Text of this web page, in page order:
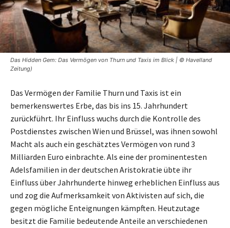
Das Hidden Gem: Das Vermögen von Thurn und Taxis im Blick | © Havelland
Zeitung)
Das Vermögen der Familie Thurn und Taxis ist ein
bemerkenswertes Erbe, das bis ins 15. Jahrhundert
zurückführt. Ihr Einfluss wuchs durch die Kontrolle des
Postdienstes zwischen Wien und Brüssel, was ihnen sowohl
Macht als auch ein geschätztes Vermögen von rund 3
Milliarden Euro einbrachte. Als eine der prominentesten
Adelsfamilien in der deutschen Aristokratie übte ihr
Einfluss über Jahrhunderte hinweg erheblichen Einfluss aus
und zog die Aufmerksamkeit von Aktivisten auf sich, die
gegen mögliche Enteignungen kämpften. Heutzutage
besitzt die Familie bedeutende Anteile an verschiedenen